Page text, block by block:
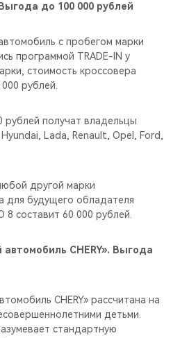
до 100 000 рублей
с пробегом марки
программой TRADE-IN у
стоимость кроссовера
рублей.
рублей получат владельцы
Lada, Renault, Opel, Ford,
другой марки
для будущего обладателя
8 составит 60 000 рублей.
CHERY». Выгода
CHERY» рассчитана на
детьми.
стандартную